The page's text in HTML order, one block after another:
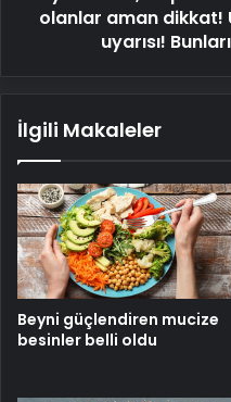
isimden
ardı
olanlar aman dikkat!
uyarısı!
İlgili Makaleler
Beyni güçlendiren mucize
besinler belli oldu